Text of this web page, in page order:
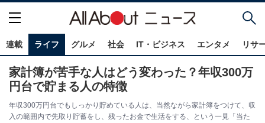
連載 ライフ グルメ 社会 IT・ビジネス エンタメ リサ
家計簿が苦手な人はどう変わった？年収300万
円台で貯まる人の特徴
年収300万円台でもしっかり貯めている人は、当然ながら家計簿をつけて、収
入の範囲内で先取り貯蓄をし、残ったお金で生活をする、という一見「当た